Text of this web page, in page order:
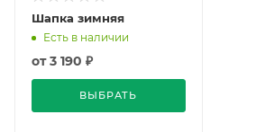
Шапка зимняя
Есть в наличии
от3 190 ₽
ВЫБРАТЬ